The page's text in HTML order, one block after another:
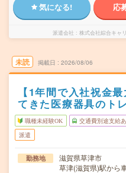
気になる! 応
派遣会社 株式会社綜合キャ
未読 掲載日 2026/08/06
【1年間で入社祝金
てきた医療器具のト
職種未経験OK 交通費別途支給
派遣
勤務地
滋賀県草津市
草津(滋賀県)駅から